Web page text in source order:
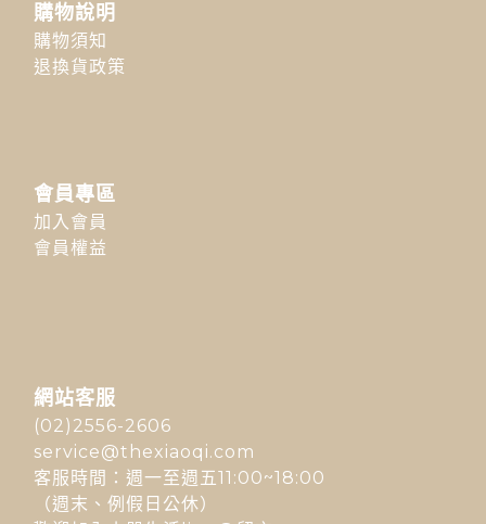
購物說明
購物須知
退換貨政策
會員專區
加入會員
會員權益
網站客服
(02)2556-2606
service@thexiaoqi.com
客服時間：週一至週五11:00~18:00
（週末、例假日公休）